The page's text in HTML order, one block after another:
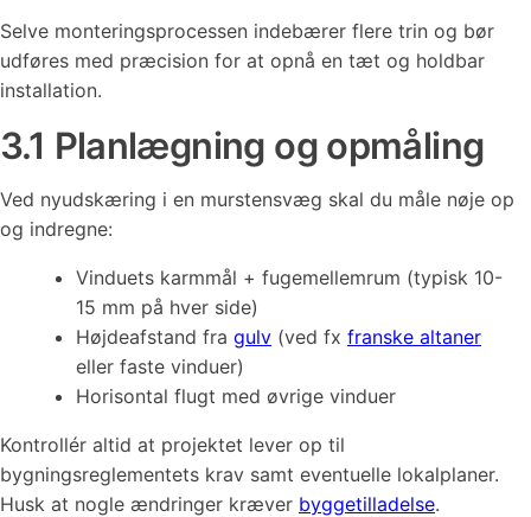
Selve monteringsprocessen indebærer flere trin og bør
udføres med præcision for at opnå en tæt og holdbar
installation.
3.1 Planlægning og opmåling
Ved nyudskæring i en murstensvæg skal du måle nøje op
og indregne:
Vinduets karmmål + fugemellemrum (typisk 10-
15 mm på hver side)
Højdeafstand fra gulv (ved fx franske altaner
eller faste vinduer)
Horisontal flugt med øvrige vinduer
Kontrollér altid at projektet lever op til
bygningsreglementets krav samt eventuelle lokalplaner.
Husk at nogle ændringer kræver byggetilladelse.